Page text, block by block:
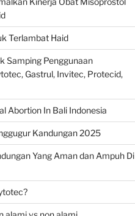
Terlambat Haid
Samping Penggunaan
Gastrul, Invitec, Protecid,
Abortion In Bali Indonesia
Kandungan 2025
Yang Aman dan Ampuh Di